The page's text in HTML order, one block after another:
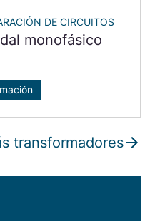
DE CIRCUITOS
monofásico
transformadores